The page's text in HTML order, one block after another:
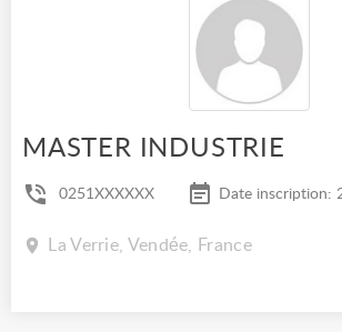
MASTER INDUSTRIE
0251XXXXXX Date inscription:
La Verrie, Vendée, France